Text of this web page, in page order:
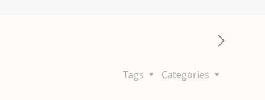
Categories
Tags